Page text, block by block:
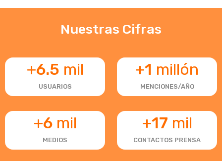
Nuestras Cifras
+6.5 mil
USUARIOS
+1 millón
MENCIONES/AÑO
+6mil
MEDIOS
+17 mil
CONTACTOS PRENSA